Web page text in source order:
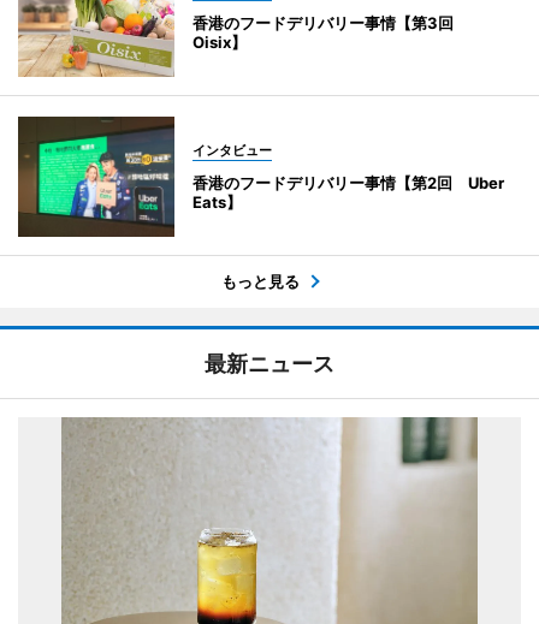
香港のフードデリバリー事情【第3回
Oisix】
インタビュー
香港のフードデリバリー事情【第2回 Uber
Eats】
もっと見る
最新ニュース